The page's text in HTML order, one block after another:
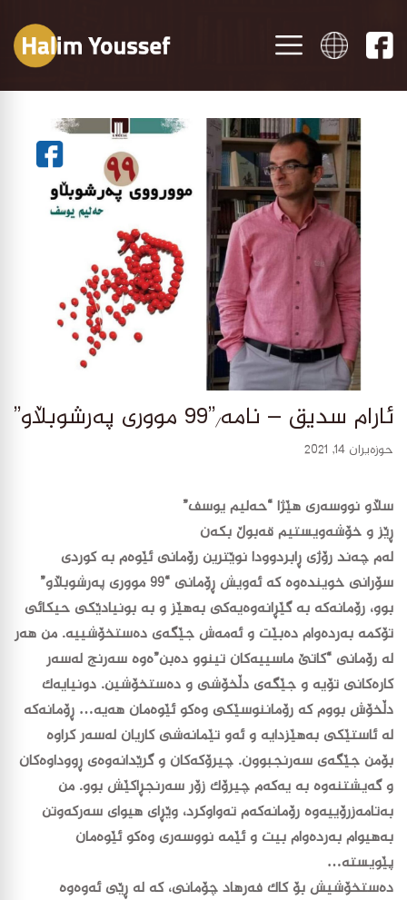
ئارام سديق – نامه/”99 مووری پەرشوبڵاو”
حوزه‌یران 14, 2021
سڵاو نووسەری هێژا “حەلیم یوسف”
ڕێز و خۆشەویستیم قەبوڵ بکەن
لەم چەند رۆژی ڕابردوودا نوێترین رۆمانی ئێوەم بە کوردی
سۆرانی خویندەوە کە ئەویش ڕۆمانی “99 مووری پەرشوبڵاو”
بوو، رۆمانەکە بە گێڕانەوەیەکی بەهێز و بە بونیادێکی حیکائی
تۆکمە بەردەوام دەبێت و ئەمەش جێگەی دەستخۆشییە. من هەر
لە رۆمانی “کاتێ ماسییەکان تینوو دەبن”ەوە سەرنج لەسەر
کارەکانی تۆیە و جێگەی دڵخۆشی و دەستخۆشین. دونیایەک
دڵخۆش بووم کە رۆماننوسێکی وەکو ئێوەمان هەیە… ڕۆمانەکە
لە ئاستێکی بەهێزدایە و ئەو تێمانەشی کاریان لەسەر کراوە
بۆمن جێگەی سەرنجبوون. چیرۆکەکان و گرێدانەوەی ڕووداوەکان
و گەیشتنەوە بە یەکەم چیرۆک زۆر سەرنجڕاکێش بوو. من
بەتامەزرۆییەوە رۆمانەکەم تەواوکرد، وێڕای هیوای سەرکەوتن
بەهیوام بەردەوام بیت و ئێمە نووسەری وەکو ئێوەمان
پێویستە…
دەستخۆشیش بۆ کاک فەرهاد چۆمانی، کە لە ڕێی ئەوەوە